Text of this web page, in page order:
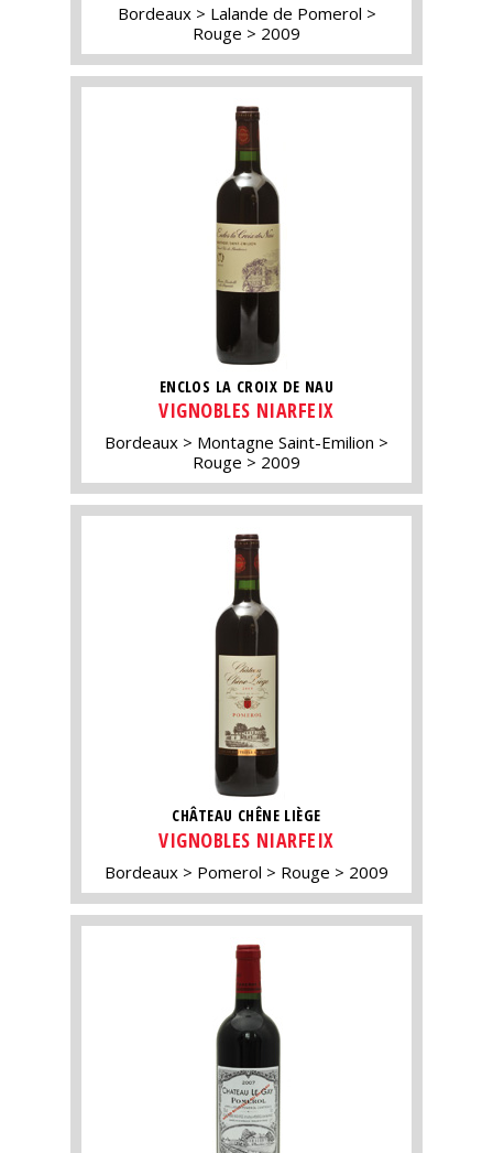
Bordeaux
Lalande de Pomerol
Rouge
2009
ENCLOS LA CROIX DE NAU
VIGNOBLES NIARFEIX
Bordeaux
Montagne Saint-Emilion
Rouge
2009
CHÂTEAU CHÊNE LIÈGE
VIGNOBLES NIARFEIX
Bordeaux Pomerol Rouge 2009